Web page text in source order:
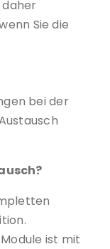
daher
Sie die
bei der
ist mit